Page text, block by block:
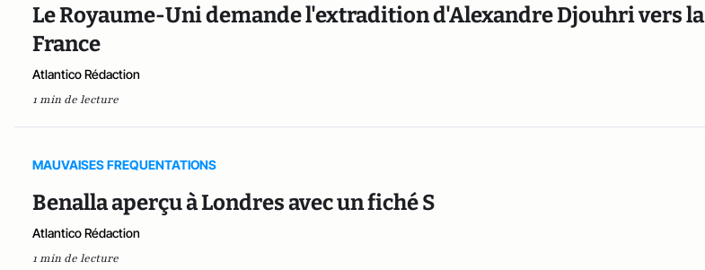
Le Royaume-Uni demande l'extradition d'Alexandre Djouhri vers la
France
Atlantico Rédaction
1 min de lecture
MAUVAISES FREQUENTATIONS
Benalla aperçu à Londres avec un fiché S
Atlantico Rédaction
1 min de lecture